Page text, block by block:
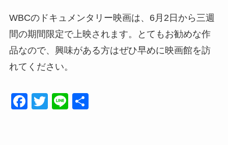
WBCのドキュメンタリー映画は、6月2日から三週
間の期間限定で上映されます。とてもお勧めな作
品なので、興味がある方はぜひ早めに映画館を訪
れてください。
F
T
Li